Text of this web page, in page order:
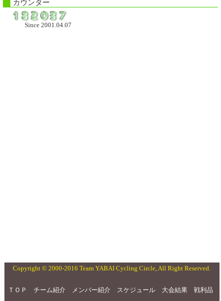
カウンター
Since 2001.04.07
Copyright © 2000-2016 Team YABAI Cycling Circle, All Right Reserved.
ＴＯＰ チーム紹介 メンバー紹介 スケジュール 大会結果 戦利品